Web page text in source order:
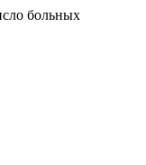
больных